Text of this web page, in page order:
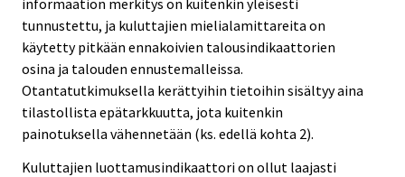
informaation merkitys on kuitenkin yleisesti
tunnustettu, ja kuluttajien mielialamittareita on
käytetty pitkään ennakoivien talousindikaattorien
osina ja talouden ennustemalleissa.
Otantatutkimuksella kerättyihin tietoihin sisältyy aina
tilastollista epätarkkuutta, jota kuitenkin
painotuksella vähennetään (ks. edellä kohta 2).
Kuluttajien luottamusindikaattori on ollut laajasti